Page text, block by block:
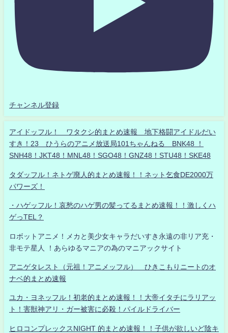
チャンネル登録
アイドッフル！ ワタクシ的まとめ速報 地下格闘アイドルだい
すき！23 ひうらのアニメ放送局101ちゃんねる BNK48 ！
SNH48！JKT48！MNL48！SGO48！GNZ48！STU48！SKE48
タダッフル！ネトゲ廃人的まとめ速報！！ネット乞食DE2000万
パワーズ！
・ハゲッフル！哀愁のハゲ男の髪ってるまとめ速報！！激しくハ
ゲっTEL？
ロボットアニメ！メカと美少女キャラだいすき永遠の非リア充・
非モテ星人 ！あらゆるマニアの為のマニアックサイト
アニゲタレスト（元祖！アニメッフル） ひきこもりニートのオ
ナベ的まとめ速報
ユカ・ヨネッフル！初老的まとめ速報！！大帝イタチにラリアッ
ト！害獣神アリ・ガー被害に必殺！パイルドライバー
ヒロコンプレックスNIGHT 的まとめ速報！！子供が欲しいど陰キ